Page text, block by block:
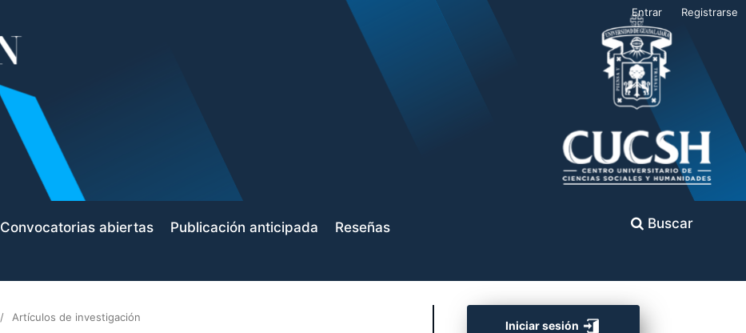
Convocatorias abiertas Publicación anticipada Reseñas Buscar
Entrar Registrarse
/ Artículos de investigación
Iniciar sesión